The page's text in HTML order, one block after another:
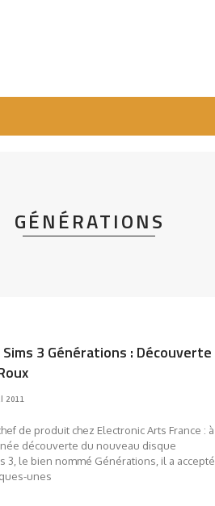
GÉNÉRATIONS
3 Générations : Découverte
2011
de produit chez Electronic Arts France : à
découverte du nouveau disque
3, le bien nommé Générations, il a accepté
unes